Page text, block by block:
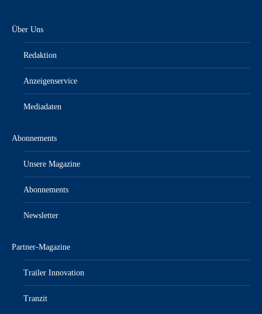
Über Uns
Redaktion
Anzeigenservice
Mediadaten
Abonnements
Unsere Magazine
Abonnements
Newsletter
Partner-Magazine
Trailer Innovation
Tranzit